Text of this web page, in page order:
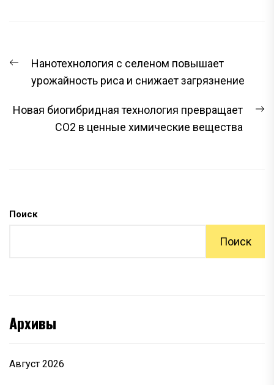
ПО
ЗАПИСЯМ
Предыдущая
запись:
Нанотехнология с селеном повышает
урожайность риса и снижает загрязнение
Новая биогибридная технология превращает
CO2 в ценные химические вещества
Поиск
Поиск
Архивы
Август 2026